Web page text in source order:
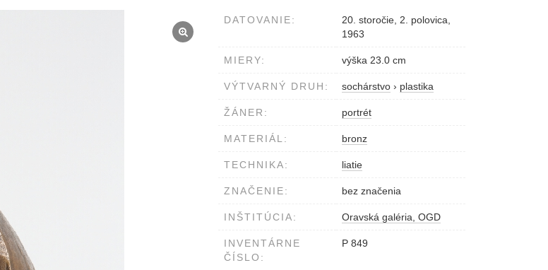
DATOVANIE:
20. storočie, 2. polovica,
1963
MIERY: výška 23.0 cm
VÝTVARNÝ DRUH: sochárstvo › plastika
ŽÁNER: portrét
MATERIÁL: bronz
TECHNIKA: liatie
ZNAČENIE: bez značenia
INŠTITÚCIA: Oravská galéria, OGD
INVENTÁRNE
ČÍSLO:
P 849